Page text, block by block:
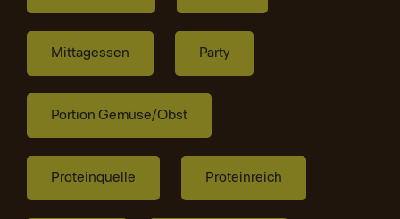
Mittagessen Party
Portion Gemüse/Obst
Proteinquelle Proteinreich